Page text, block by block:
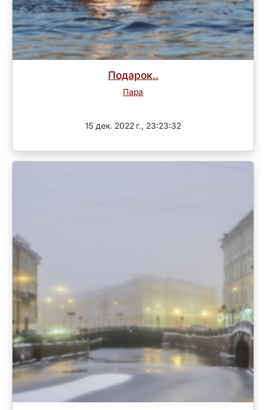
Подарок..
Пара
15 дек. 2022 г., 23:23:32